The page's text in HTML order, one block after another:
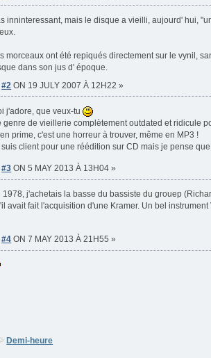
inninteressant, mais le disque a vieilli, aujourd' hui,
morceaux ont été repiqués directement sur le vynil,
dans son jus d' époque.
#2 ON 19 JULY 2007 À 12H22 »
j'adore, que veux-tu
genre de vieillerie complètement outdated et ridicule
prime, c'est une horreur à trouver, même en MP3 !
suis client pour une réédition sur CD mais je pense
#3 ON 5 MAY 2013 À 13H04 »
1978, j'achetais la basse du bassiste du grouep
avait fait l'acquisition d'une Kramer. Un bel instrument
#4 ON 7 MAY 2013 À 21H55 »
Demi-heure